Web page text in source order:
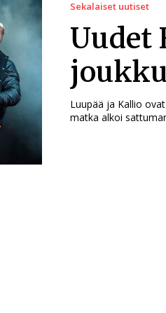
Sekalaiset uutiset
Uudet
Luupää ja Kallio
matka alkoi